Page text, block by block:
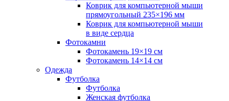
Коврик для компьютерной мыши
прямоугольный 235×196 мм
Коврик для компьютерной мыши
в виде сердца
Фотокамни
Фотокамень 19×19 см
Фотокамень 14×14 см
Одежда
Футболка
Футболка
Женская футболка